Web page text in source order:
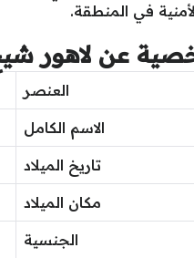
في المنطقة.
عن لاهور
العنصر
الاسم الكامل
تاريخ الميلاد
مكان الميلاد
الجنسية